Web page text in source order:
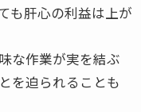
も肝心の利益は上が
な作業が実を結ぶ
を迫られることも